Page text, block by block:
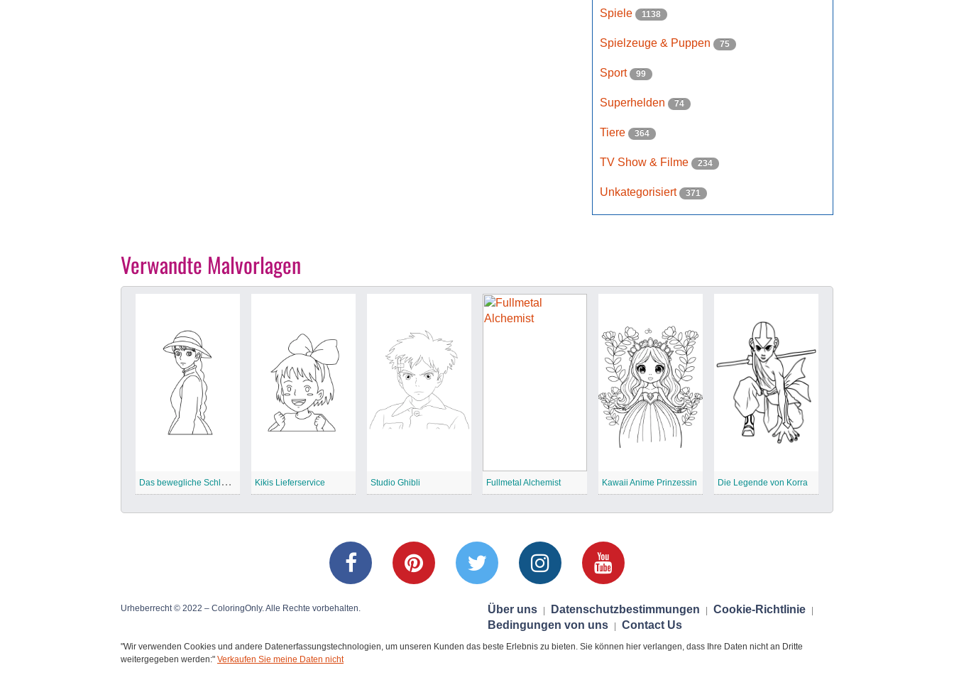
Spiele 1138
Spielzeuge & Puppen 75
Sport 99
Superhelden 74
Tiere 364
TV Show & Filme 234
Unkategorisiert 371
Verwandte Malvorlagen
D
as bewegliche Schloss des Heuls Kikis Lieferservice Studio Ghibli Fullmetal Alchemist Kawaii Anime Prinzessin Die Legende von Korra
Urheberrecht © 2022 – ColoringOnly. Alle Rechte vorbehalten. Über uns Datenschutzbestimmungen Cookie-Richtlinie
Bedingungen von uns Contact Us
"Wir verwenden Cookies und andere Datenerfassungstechnologien, um unseren Kunden das beste Erlebnis zu bieten. Sie können hier verlangen, dass Ihre Daten nicht an Dritte
weitergegeben werden:" Verkaufen Sie meine Daten nicht